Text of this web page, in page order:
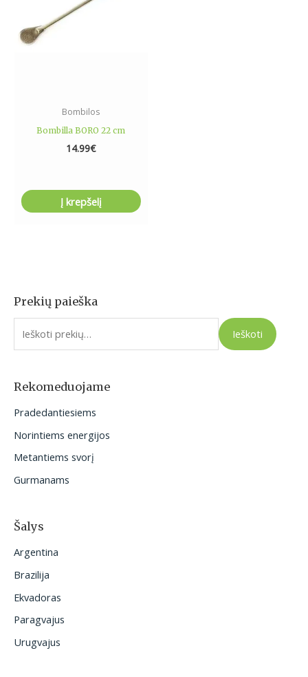
Prekių paieška
I
e
o
:
Ieškoti
Rekomeduojame
Pradedantiesiems
Norintiems energijos
Metantiems svorį
Gurmanams
Šalys
Argentina
Brazilija
Ekvadoras
Paragvajus
Urugvajus
Bombilos
Bombilla BORO 22 cm
14.99€
Į krepšelį